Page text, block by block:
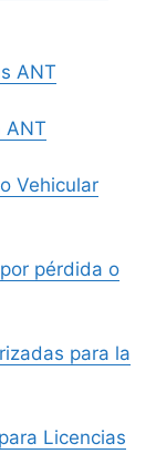
ANT
ANT
Vehicular
pérdida o
para la
Licencias